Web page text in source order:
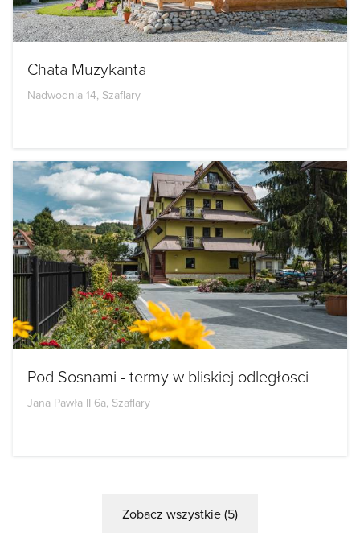
Chata Muzykanta
Nadwodnia 14, Szaflary
Pod Sosnami - termy w bliskiej odległosci
Jana Pawła II 6a, Szaflary
Zobacz wszystkie (5)